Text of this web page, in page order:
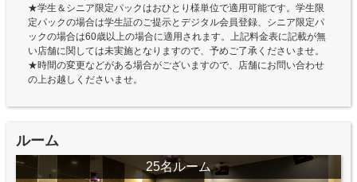
★学生＆シニア限定パックはおひとり様単位で適用可能です。学生限
定パックの場合は学生証のご提示とデジタル会員登録、シニア限定パ
ックの場合は60歳以上の場合に適用されます。上記料金表に記載が無
い店舗に関しては未実施となりますので、予めご了承くださいませ。
★時間の変更などがある場合がございますので、店舗にお問い合わせ
の上お越しくださいませ。
ルーム
25名ルーム